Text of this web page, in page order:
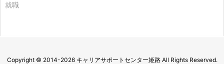
就職
Copyright © 2014-2026 キャリアサポートセンター姫路All Rights Reserved.